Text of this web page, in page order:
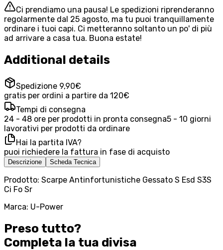
Ci prendiamo una pausa! Le spedizioni riprenderanno
regolarmente dal 25 agosto, ma tu puoi tranquillamente
ordinare i tuoi capi. Ci metteranno soltanto un po' di più
ad arrivare a casa tua. Buona estate!
Additional details
Spedizione 9,90€
gratis per ordini a partire da 120€
Tempi di consegna
24 - 48 ore per prodotti in pronta consegna5 - 10 giorni
lavorativi per prodotti da ordinare
Hai la partita IVA?
puoi richiedere la fattura in fase di acquisto
Descrizione Scheda Tecnica
Prodotto: Scarpe Antinfortunistiche Gessato S Esd S3S
Ci Fo Sr
Marca: U-Power
Preso tutto?
Completa la tua divisa